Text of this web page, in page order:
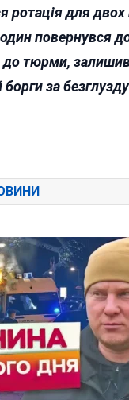
ротація для
повернувся
до тюрми,
за